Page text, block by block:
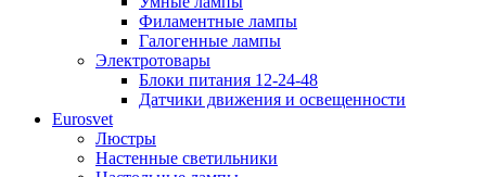
Филаментные лампы
Галогенные лампы
Электротовары
Блоки питания 12-24-48
Датчики движения и освещенности
Eurosvet
Люстры
Настенные светильники